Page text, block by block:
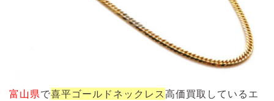
富山県で喜平ゴールドネックレス高価買取しているエ